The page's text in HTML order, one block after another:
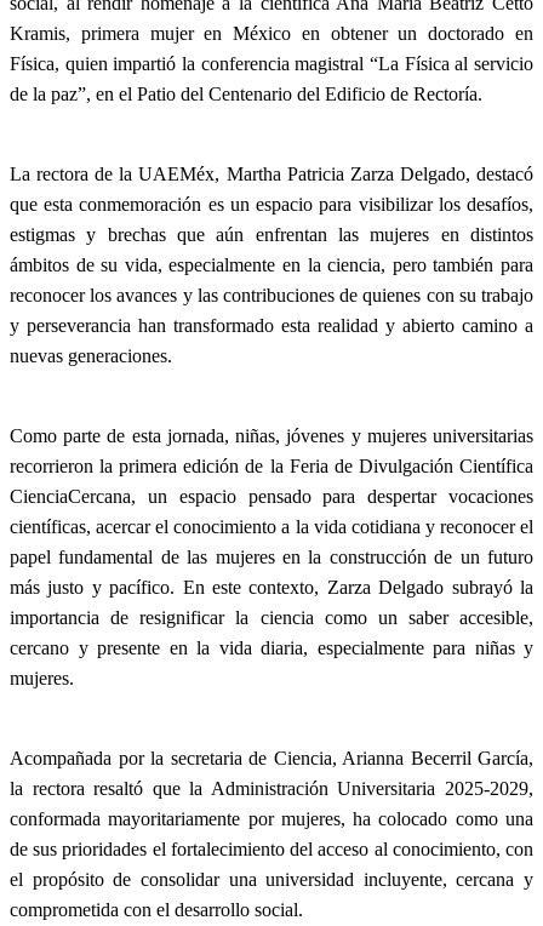
Kramis, primera mujer en México en obtener un doctorado en
Física, quien impartió la conferencia magistral “La Física al servicio
de la paz”, en el Patio del Centenario del Edificio de Rectoría.
La rectora de la UAEMéx, Martha Patricia Zarza Delgado, destacó
que esta conmemoración es un espacio para visibilizar los desafíos,
estigmas y brechas que aún enfrentan las mujeres en distintos
ámbitos de su vida, especialmente en la ciencia, pero también para
reconocer los avances y las contribuciones de quienes con su trabajo
y perseverancia han transformado esta realidad y abierto camino a
nuevas generaciones.
Como parte de esta jornada, niñas, jóvenes y mujeres universitarias
recorrieron la primera edición de la Feria de Divulgación Científica
CienciaCercana, un espacio pensado para despertar vocaciones
científicas, acercar el conocimiento a la vida cotidiana y reconocer el
papel fundamental de las mujeres en la construcción de un futuro
más justo y pacífico. En este contexto, Zarza Delgado subrayó la
importancia de resignificar la ciencia como un saber accesible,
cercano y presente en la vida diaria, especialmente para niñas y
mujeres.
Acompañada por la secretaria de Ciencia, Arianna Becerril García,
la rectora resaltó que la Administración Universitaria 2025-2029,
conformada mayoritariamente por mujeres, ha colocado como una
de sus prioridades el fortalecimiento del acceso al conocimiento, con
el propósito de consolidar una universidad incluyente, cercana y
comprometida con el desarrollo social.